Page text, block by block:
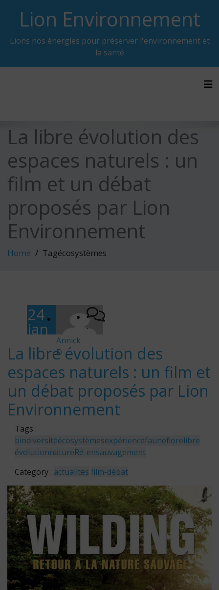
contentLion Environnement
Lions nos énergies pour préserver l'environnement et
la santé
La libre évolution des
espaces naturels : un
film et un débat
proposés par Lion
Environnement
Home Tagécosystèmes
24
jan
vier
202
6
Annick
D
-
La libre évolution des
espaces naturels : un film et
un débat proposés par Lion
Environnement
Tags :
biodiversitéécosystèmesexpériencefauneflorelibre
évolutionnatureRé-ensauvagement
Category : actualités film-débat